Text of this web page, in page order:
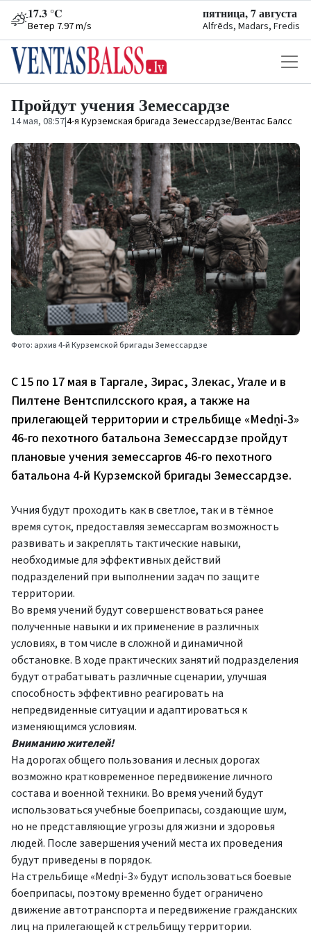
17.3 °C
Ветер 7.97 m/s
пятница, 7 августа
Alfrēds, Madars, Fredis
Пройдут учения Земессардзе
14 мая, 08:57|4-я Курземская бригада Земессардзе/Вентас Балсс
Фото: архив 4-й Курземской бригады Земессардзе
С 15 по 17 мая в Таргале, Зирас, Злекас, Угале и в
Пилтене Вентспилсского края, а также на
прилегающей территории и стрельбище «Medņi-3»
46-го пехотного батальона Земессардзе пройдут
плановые учения земессаргов 46-го пехотного
батальона 4-й Курземской бригады Земессардзе.
Учния будут проходить как в светлое, так и в тёмное
время суток, предоставляя земессаргам возможность
развивать и закреплять тактические навыки,
необходимые для эффективных действий
подразделений при выполнении задач по защите
территории.
Во время учений будут совершенствоваться ранее
полученные навыки и их применение в различных
условиях, в том числе в сложной и динамичной
обстановке. В ходе практических занятий подразделения
будут отрабатывать различные сценарии, улучшая
способность эффективно реагировать на
непредвиденные ситуации и адаптироваться к
изменяющимся условиям.
Вниманию жителей!
На дорогах общего пользования и лесных дорогах
возможно кратковременное передвижение личного
состава и военной техники. Во время учений будут
использоваться учебные боеприпасы, создающие шум,
но не представляющие угрозы для жизни и здоровья
людей. После завершения учений места их проведения
будут приведены в порядок.
На стрельбище «Medņi-3» будут использоваться боевые
боеприпасы, поэтому временно будет ограничено
движение автотранспорта и передвижение гражданских
лиц на прилегающей к стрельбищу территории.